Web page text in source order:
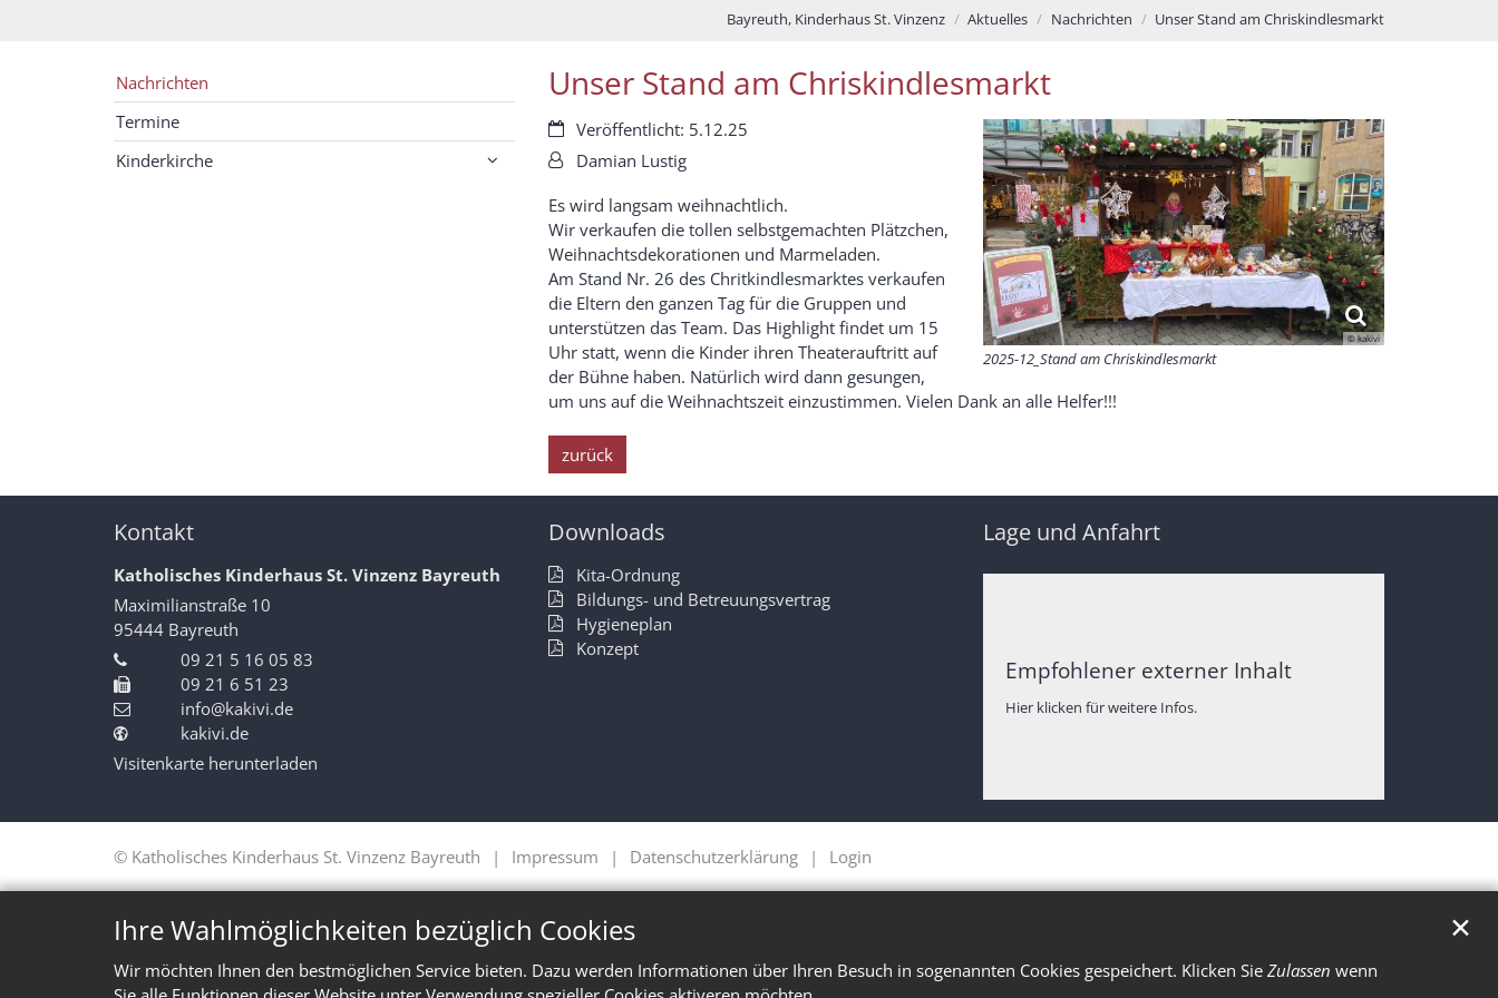
Ihre Wahlmöglichkeiten bezüglich Cookies
Wir möchten Ihnen den bestmöglichen Service bieten. Dazu werden Informationen über Ihren Besuch in sogenannten Cookies gespeichert. Klicken Sie Zulassen wenn
✕
Bayreuth, Kinderhaus St. Vinzenz Aktuelles Nachrichten Unser Stand am Chriskindlesmarkt
Unser Stand am Chriskindlesmarkt
© kakivi
2025-12_Stand am Chriskindlesmarkt
Datum:Veröffentlicht: 5.12.25
Von:Damian Lustig
Es wird langsam weihnachtlich.
Wir verkaufen die tollen selbstgemachten Plätzchen,
Weihnachtsdekorationen und Marmeladen.
Am Stand Nr. 26 des Chritkindlesmarktes verkaufen
die Eltern den ganzen Tag für die Gruppen und
unterstützen das Team. Das Highlight findet um 15
Uhr statt, wenn die Kinder ihren Theaterauftritt auf
der Bühne haben. Natürlich wird dann gesungen,
um uns auf die Weihnachtszeit einzustimmen. Vielen Dank an alle Helfer!!!
zurück
Nachrichten
Termine
Kinderkirche
Kontakt
Katholisches Kinderhaus St. Vinzenz Bayreuth
Maximilianstraße 10
95444 Bayreuth
09 21 5 16 05 83
09 21 6 51 23
info@kakivi.de
kakivi.de
Visitenkarte herunterladen
Downloads
Kita-Ordnung
Bildungs- und Betreuungsvertrag
Hygieneplan
Konzept
Lage und Anfahrt
Empfohlener externer Inhalt
Hier klicken für weitere Infos.
© Katholisches Kinderhaus St. Vinzenz Bayreuth Impressum Datenschutzerklärung Login